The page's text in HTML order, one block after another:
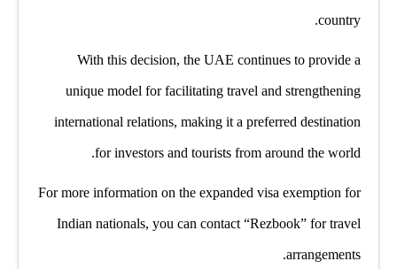
country.
With this decision, the UAE continues to provide a
unique model for facilitating travel and strengthening
international relations, making it a preferred destination
for investors and tourists from around the world.
For more information on the expanded visa exemption for
Indian nationals, you can contact “Rezbook” for travel
arrangements.